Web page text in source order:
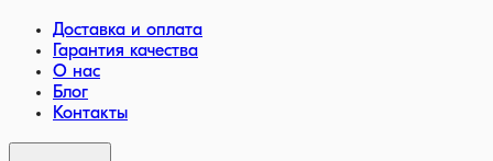
Доставка и оплата
Гарантия качества
О нас
Блог
Контакты